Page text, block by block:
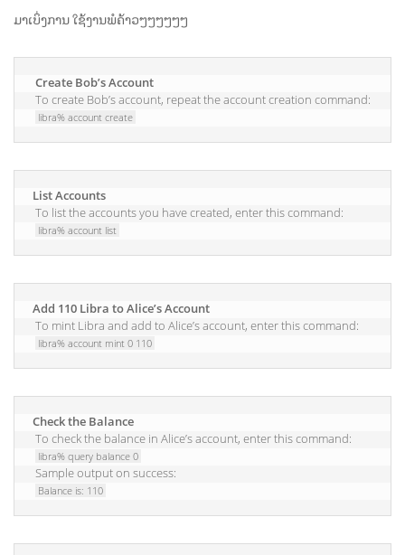
ມາເບິ່ງການ ໃຊ້ງານພໍຄ້າວໆໆໆໆໆໆ
Create Bob’s Account
libra% account create
List Accounts
libra% account list
Add 110 Libra to Alice’s Account
libra% account mint 0 110
Check the Balance
libra% query balance 0
Balance is: 110